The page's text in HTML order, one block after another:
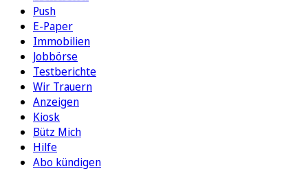
Push
E-Paper
Immobilien
Jobbörse
Testberichte
Wir Trauern
Anzeigen
Kiosk
Bütz Mich
Hilfe
Abo kündigen